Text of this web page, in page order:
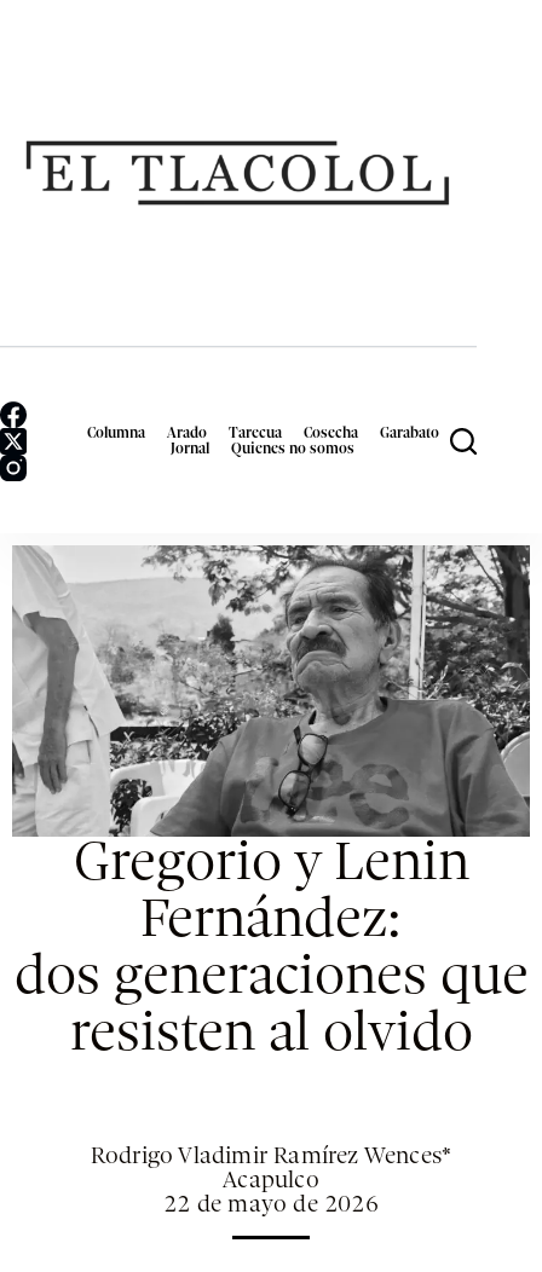
Columna Arado Tarecua Cosecha
Garabato
Jornal
Quienes no somos
Gregorio y Lenin
Fernández:
dos generaciones que
resisten al olvido
Rodrigo Vladimir Ramírez Wences*
Acapulco
22 de mayo de 2026